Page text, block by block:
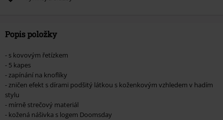
Popis položky
- s kovovým řetízkem
- 5 kapes
- zapínání na knoflíky
- zničen efekt s dírami podšitý látkou s koženkovým vzhledem v hadím
stylu
- mírně strečový materiál
- kožená nášivka s logem Doomsday